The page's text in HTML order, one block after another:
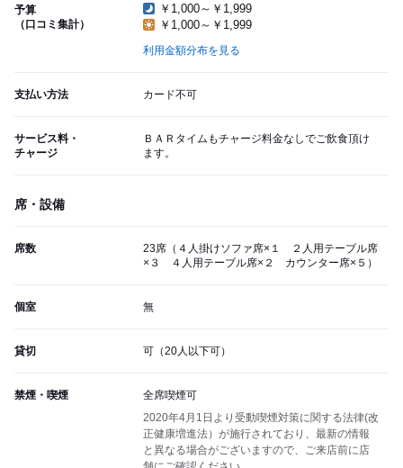
予算
（口コミ集計）
￥1,000～￥1,999
￥1,000～￥1,999
利用金額分布を見る
支払い方法 カード不可
サービス料・
チャージ
ＢＡＲタイムもチャージ料金なしでご飲食頂け
ます。
席・設備
席数
23席（４人掛けソファ席×１ ２人用テーブル席
×３ ４人用テーブル席×２ カウンター席×５）
個室 無
貸切 可（20人以下可）
禁煙・喫煙
全席喫煙可
2020年4月1日より受動喫煙対策に関する法律(改
正健康増進法）が施行されており、最新の情報
と異なる場合がございますので、ご来店前に店